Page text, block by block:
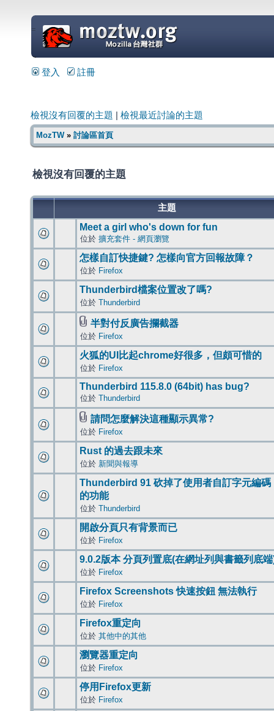
=
登入 註冊
檢視沒有回覆的主題 檢視最近討論的主題
MozTW» 討論區首頁
檢視沒有回覆的主題
主題
Meet a girl who's down for fun
位於 擴充套件 - 網頁瀏覽
怎樣自訂快捷鍵? 怎樣向官方回報故障？
位於 Firefox
Thunderbird檔案位置改了嗎?
位於 Thunderbird
半對付反廣告攔截器
位於 Firefox
火狐的UI比起chrome好很多，但頗可惜的
位於 Firefox
Thunderbird 115.8.0 (64bit) has bug?
位於 Thunderbird
請問怎麼解決這種顯示異常?
位於 Firefox
Rust 的過去跟未來
位於 新聞與報導
Thunderbird 91 砍掉了使用者自訂字元編碼
的功能
位於 Thunderbird
開啟分頁只有背景而已
位於 Firefox
9.0.2版本 分頁列置底(在網址列與書籤列底
位於 Firefox
Firefox Screenshots 快速按鈕 無法執行
位於 Firefox
Firefox重定向
位於 其他中的其他
瀏覽器重定向
位於 Firefox
停用Firefox更新
位於 Firefox